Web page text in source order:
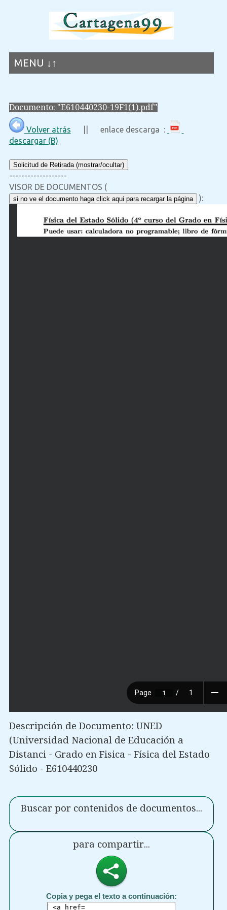
MENU ↓↑
Documento: "E610440230-19F1(1).pdf"
Volver atrás || enlace descarga :
descargar (B)
Solicitud de Retirada (mostrar/ocultar)
-------------------
VISOR DE DOCUMENTOS (
si no ve el documento haga click aqui para recargar la página ):
Descripción de Documento: UNED
(Universidad Nacional de Educación a
Distanci - Grado en Fisica - Física del Estado
Sólido - E610440230
Buscar por contenidos de documentos...
para compartir...
Copia y pega el texto a continuación: